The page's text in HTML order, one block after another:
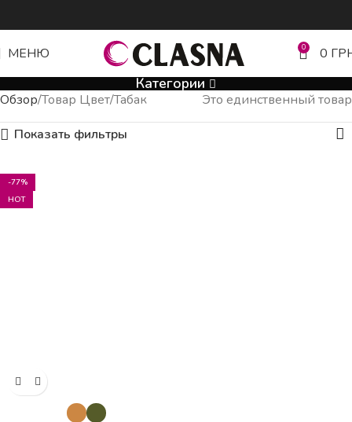
МЕНЮ 0 0
Категории
Обзор Товар Цвет Табак
Это единственный товар
Показать фильтры
-77%
HOT